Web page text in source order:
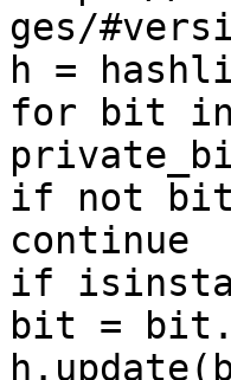
ges/
h =
for bit in
if not
continue
if
bit =